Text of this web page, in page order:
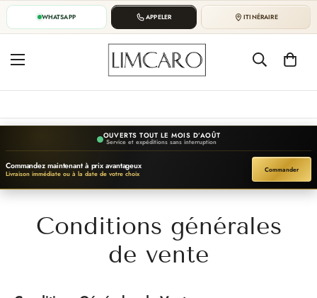
WHATSAPP APPELER ITINÉRAIRE
OUVERTS TOUT LE MOIS D’AOÛT
Service et expéditions sans interruption
Commandez maintenant à prix avantageux
Livraison immédiate ou à la date de votre choix Commander
Conditions générales
de vente